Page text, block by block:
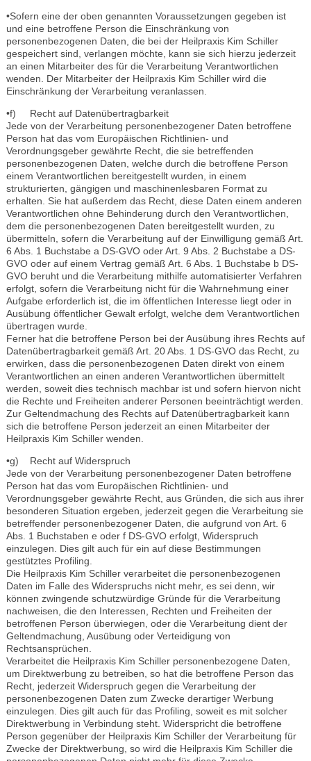
•Sofern eine der oben genannten Voraussetzungen gegeben ist
und eine betroffene Person die Einschränkung von
personenbezogenen Daten, die bei der Heilpraxis Kim Schiller
gespeichert sind, verlangen möchte, kann sie sich hierzu jederzeit
an einen Mitarbeiter des für die Verarbeitung Verantwortlichen
wenden. Der Mitarbeiter der Heilpraxis Kim Schiller wird die
Einschränkung der Verarbeitung veranlassen.
•f) Recht auf Datenübertragbarkeit
Jede von der Verarbeitung personenbezogener Daten betroffene
Person hat das vom Europäischen Richtlinien- und
Verordnungsgeber gewährte Recht, die sie betreffenden
personenbezogenen Daten, welche durch die betroffene Person
einem Verantwortlichen bereitgestellt wurden, in einem
strukturierten, gängigen und maschinenlesbaren Format zu
erhalten. Sie hat außerdem das Recht, diese Daten einem anderen
Verantwortlichen ohne Behinderung durch den Verantwortlichen,
dem die personenbezogenen Daten bereitgestellt wurden, zu
übermitteln, sofern die Verarbeitung auf der Einwilligung gemäß Art.
6 Abs. 1 Buchstabe a DS-GVO oder Art. 9 Abs. 2 Buchstabe a DS-
GVO oder auf einem Vertrag gemäß Art. 6 Abs. 1 Buchstabe b DS-
GVO beruht und die Verarbeitung mithilfe automatisierter Verfahren
erfolgt, sofern die Verarbeitung nicht für die Wahrnehmung einer
Aufgabe erforderlich ist, die im öffentlichen Interesse liegt oder in
Ausübung öffentlicher Gewalt erfolgt, welche dem Verantwortlichen
übertragen wurde.
Ferner hat die betroffene Person bei der Ausübung ihres Rechts auf
Datenübertragbarkeit gemäß Art. 20 Abs. 1 DS-GVO das Recht, zu
erwirken, dass die personenbezogenen Daten direkt von einem
Verantwortlichen an einen anderen Verantwortlichen übermittelt
werden, soweit dies technisch machbar ist und sofern hiervon nicht
die Rechte und Freiheiten anderer Personen beeinträchtigt werden.
Zur Geltendmachung des Rechts auf Datenübertragbarkeit kann
sich die betroffene Person jederzeit an einen Mitarbeiter der
Heilpraxis Kim Schiller wenden.
•g) Recht auf Widerspruch
Jede von der Verarbeitung personenbezogener Daten betroffene
Person hat das vom Europäischen Richtlinien- und
Verordnungsgeber gewährte Recht, aus Gründen, die sich aus ihrer
besonderen Situation ergeben, jederzeit gegen die Verarbeitung sie
betreffender personenbezogener Daten, die aufgrund von Art. 6
Abs. 1 Buchstaben e oder f DS-GVO erfolgt, Widerspruch
einzulegen. Dies gilt auch für ein auf diese Bestimmungen
gestütztes Profiling.
Die Heilpraxis Kim Schiller verarbeitet die personenbezogenen
Daten im Falle des Widerspruchs nicht mehr, es sei denn, wir
können zwingende schutzwürdige Gründe für die Verarbeitung
nachweisen, die den Interessen, Rechten und Freiheiten der
betroffenen Person überwiegen, oder die Verarbeitung dient der
Geltendmachung, Ausübung oder Verteidigung von
Rechtsansprüchen.
Verarbeitet die Heilpraxis Kim Schiller personenbezogene Daten,
um Direktwerbung zu betreiben, so hat die betroffene Person das
Recht, jederzeit Widerspruch gegen die Verarbeitung der
personenbezogenen Daten zum Zwecke derartiger Werbung
einzulegen. Dies gilt auch für das Profiling, soweit es mit solcher
Direktwerbung in Verbindung steht. Widerspricht die betroffene
Person gegenüber der Heilpraxis Kim Schiller der Verarbeitung für
Zwecke der Direktwerbung, so wird die Heilpraxis Kim Schiller die